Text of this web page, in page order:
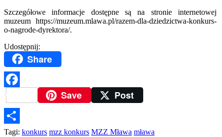
Szczegółowe informacje dostępne są na stronie internetowej
muzeum https://muzeum.mlawa.pl/razem-dla-dziedzictwa-konkurs-
o-nagrode-dyrektora/.
Udostępnij:
Share
FacebookSave Post
Podziel
Tagi: konkurs mzz konkurs MZZ Mława mława